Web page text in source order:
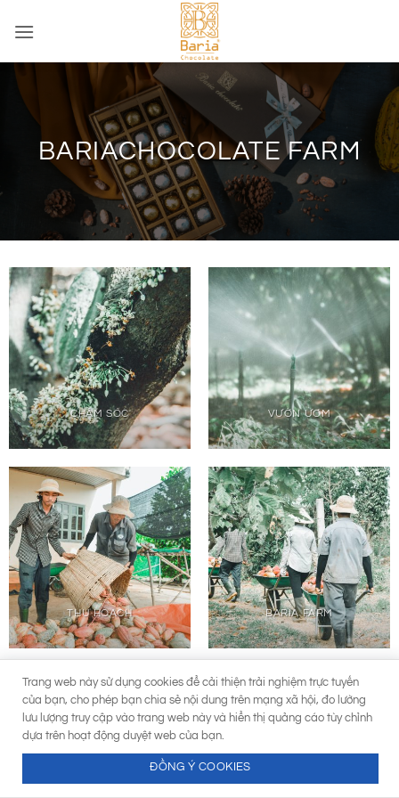
qua
dung
BARIACHOCOLATE FARM
CHĂM SÓC VƯỜN ƯƠM
THU HOẠCH BARIA FARM
Trang web này sử dụng cookies để cải thiện trải nghiệm trực tuyến
của bạn, cho phép bạn chia sẻ nội dung trên mạng xã hội, đo lường
lưu lượng truy cập vào trang web này và hiển thị quảng cáo tùy chỉnh
dựa trên hoạt động duyệt web của bạn.
ĐỒNG Ý COOKIES